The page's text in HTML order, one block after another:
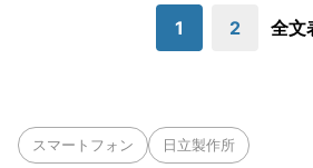
1 2 全文
スマートフォン 日立製作所